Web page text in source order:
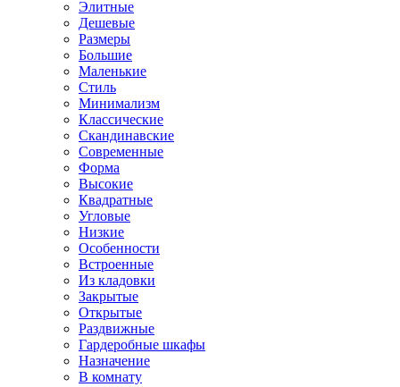
Элитные
Дешевые
Размеры
Большие
Маленькие
Стиль
Минимализм
Классические
Скандинавские
Современные
Форма
Высокие
Квадратные
Угловые
Низкие
Особенности
Встроенные
Из кладовки
Закрытые
Открытые
Раздвижные
Гардеробные шкафы
Назначение
В комнату